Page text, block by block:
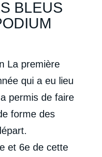
BLEUS
La première
qui a eu lieu
permis de faire
forme des
et 6e de cette